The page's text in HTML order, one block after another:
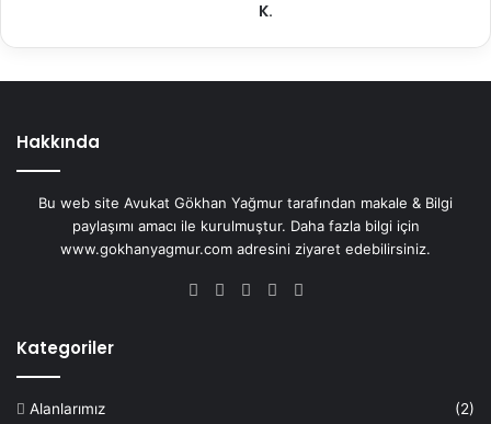
K.
Hakkında
Bu web site Avukat Gökhan Yağmur tarafından makale & Bilgi
paylaşımı amacı ile kurulmuştur. Daha fazla bilgi için
www.gokhanyagmur.com adresini ziyaret edebilirsiniz.
Facebook
X YouTubeInstagram
Kategoriler
Alanlarımız
(2)